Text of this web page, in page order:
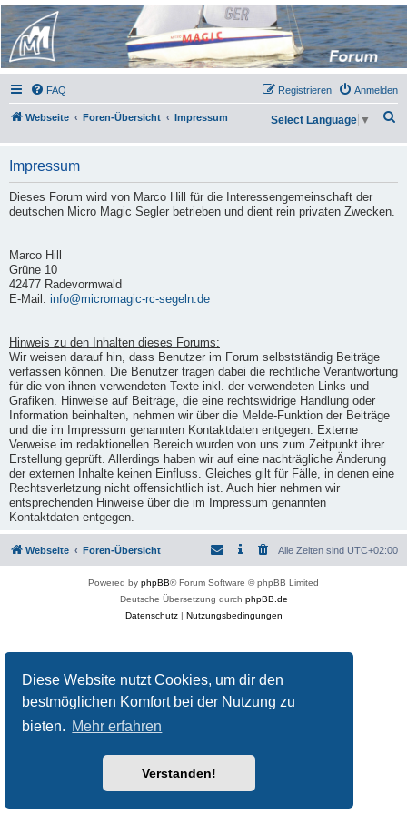
Diese Website nutzt Cookies, um dir den
bestmöglichen Komfort bei der Nutzung zu
bieten. Mehr erfahren
Verstanden!
Micro Magic Forum
Deutschland
FAQ Anmelden
Registrieren
Webseite Foren-Übersicht Impressum
h
Select Language ▼
Impressum
Dieses Forum wird von Marco Hill für die Interessengemeinschaft der
deutschen Micro Magic Segler betrieben und dient rein privaten Zwecken.
Marco Hill
Grüne 10
42477 Radevormwald
E-Mail: info@micromagic-rc-segeln.de
Hinweis zu den Inhalten dieses Forums:
Wir weisen darauf hin, dass Benutzer im Forum selbstständig Beiträge
verfassen können. Die Benutzer tragen dabei die rechtliche Verantwortung
für die von ihnen verwendeten Texte inkl. der verwendeten Links und
Grafiken. Hinweise auf Beiträge, die eine rechtswidrige Handlung oder
Information beinhalten, nehmen wir über die Melde-Funktion der Beiträge
und die im Impressum genannten Kontaktdaten entgegen. Externe
Verweise im redaktionellen Bereich wurden von uns zum Zeitpunkt ihrer
Erstellung geprüft. Allerdings haben wir auf eine nachträgliche Änderung
der externen Inhalte keinen Einfluss. Gleiches gilt für Fälle, in denen eine
Rechtsverletzung nicht offensichtlich ist. Auch hier nehmen wir
entsprechenden Hinweise über die im Impressum genannten
Kontaktdaten entgegen.
Webseite Foren-Übersicht Alle Zeiten sind UTC+02:00
Powered by phpBB® Forum Software © phpBB Limited
Deutsche Übersetzung durch phpBB.de
Datenschutz| Nutzungsbedingungen